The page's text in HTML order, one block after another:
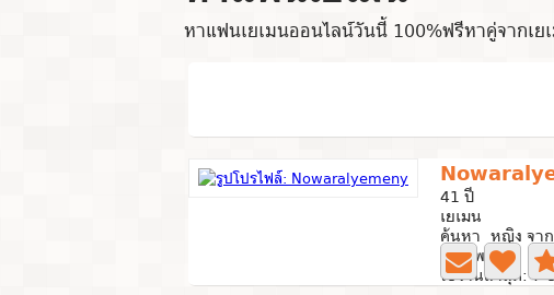
หาแฟนเยเมนออนไลน์วันนี้ 100%ฟรีหาคู่จากเย
41 ปี
เยเมน
ค้นหา หญิง จา
0 ภาพถ่าย
ใช้งานล่าสุด: 7